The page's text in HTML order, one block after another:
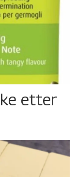
etter